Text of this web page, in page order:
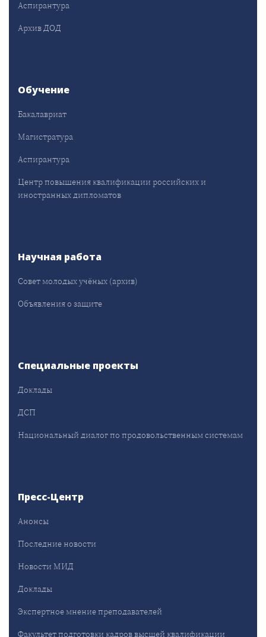
Аспирантура
Архив ДОД
Обучение
Бакалавриат
Магистратура
Аспирантура
Центр повышения квалификации российских и
иностранных дипломатов
Научная работа
Совет молодых учёных (архив)
Объявления о защите
Специальные проекты
Доклады
ДСП
Национальный диалог по продовольственным системам
Пресс-Центр
Анонсы
Последние новости
Новости МИД
Доклады
Экспертное мнение преподавателей
Факультет подготовки кадров высшей квалификации